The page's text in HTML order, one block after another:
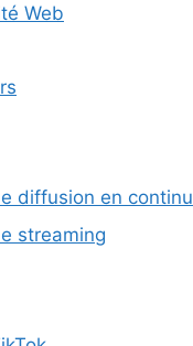
Web
diffusion en continu
streaming